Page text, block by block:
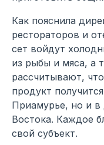
Как пояснила
рестораторов и
сет войдут
из рыбы и мяса, а
рассчитывают,
продукт
Приамурье, но и в
Востока. Каждое
свой субъект.